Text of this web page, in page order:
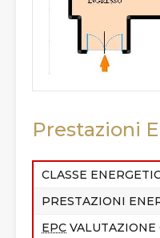
Prestazioni
CLASSE
PRESTAZIONI
EPC VALUTAZIONE